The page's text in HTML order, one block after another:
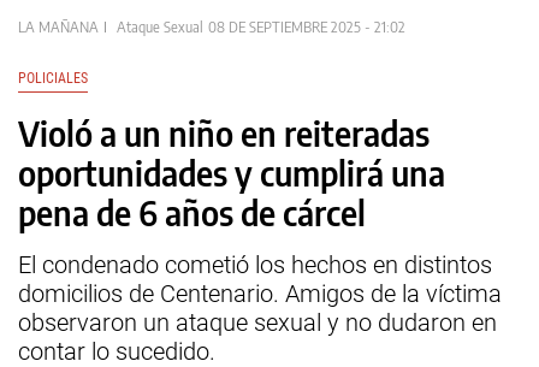
LA MAÑANA Ataque Sexual 08 DE SEPTIEMBRE 2025 - 21:02
POLICIALES
Violó a un niño en reiteradas
oportunidades y cumplirá una
pena de 6 años de cárcel
El condenado cometió los hechos en distintos
domicilios de Centenario. Amigos de la víctima
observaron un ataque sexual y no dudaron en
contar lo sucedido.